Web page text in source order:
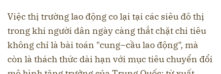
Việc thị trường lao động co lại tại các siêu đô thị
trong khi người dân ngày càng thắt chặt chi tiêu
không chỉ là bài toán "cung–cầu lao động", mà
còn là thách thức dài hạn với mục tiêu chuyển đổi